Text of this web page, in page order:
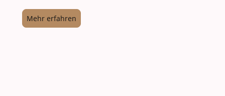
Mehr erfahren